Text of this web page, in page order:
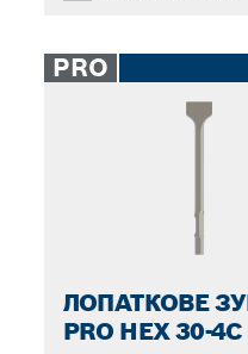
PRO
ЛОПАТКОВЕ
PRO HEX 30-4C